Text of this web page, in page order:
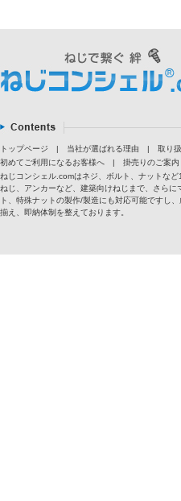
トップページ | 当社が選ばれる理由 | 取り
初めてご利用になるお客様へ
| 掛売りのご案内
ねじコンシェル.comはネジ、ボルト、ナットな
ねじ、アンカーなど、建築向けねじまで、さら
ト、特殊ナットの製作/製造にも対応可能ですし
揃え、即納体制を整えております。